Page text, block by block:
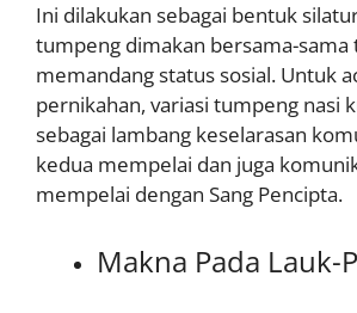
Ini dilakukan sebagai bentuk
tumpeng dimakan bersama-sama
memandang status sosial. Untuk
pernikahan, variasi tumpeng nasi
sebagai lambang keselarasan
kedua mempelai dan juga
mempelai dengan Sang Pencipta.
Makna Pada Lauk-